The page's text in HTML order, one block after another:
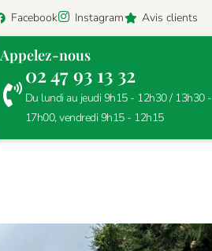
Facebook Instagram Avis clients
Appelez-nous
02 47 93 13 32
Du lundi au jeudi 9h15 - 12h30 / 13h30 -
17h00, vendredi 9h15 - 12h15